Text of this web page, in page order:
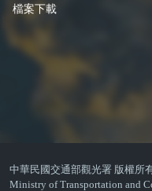
檔案下載
中華民國交通部觀光署 版權所
Ministry of Transportation and